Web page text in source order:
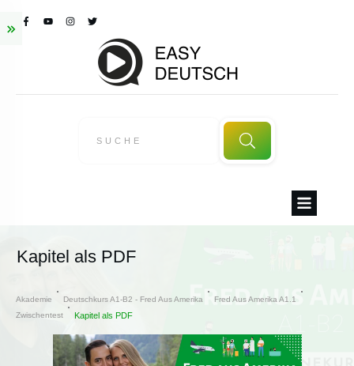
Kapitel als PDF
Akademie Deutschkurs A1-B2 - Fred Aus Amerika
Fred Aus Amerika A1.1
Zwischentest
Kapitel als PDF